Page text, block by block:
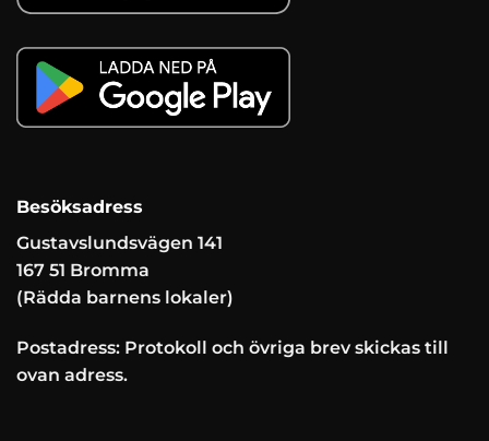
Besöksadress
Gustavslundsvägen 141
167 51 Bromma
(Rädda barnens lokaler)
Postadress: Protokoll och övriga brev skickas till
ovan adress.